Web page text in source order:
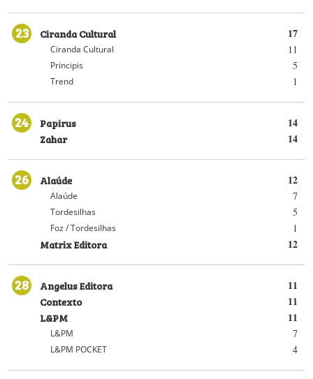
23 17
Ciranda Cultural
11
Ciranda Cultural
5
Principis
1
Trend
24 14
Papirus
14
Zahar
26 12
Alaúde
7
Alaúde
5
Tordesilhas
1
Foz / Tordesilhas
12
Matrix Editora
28 11
Angelus Editora
11
Contexto
11
L&PM
7
L&PM
4
L&PM POCKET